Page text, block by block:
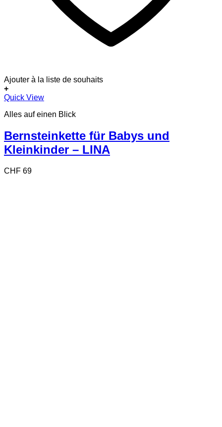
Ajouter à la liste de souhaits
+
Quick View
Alles auf einen Blick
Bernsteinkette für Babys und
Kleinkinder – LINA
CHF 69